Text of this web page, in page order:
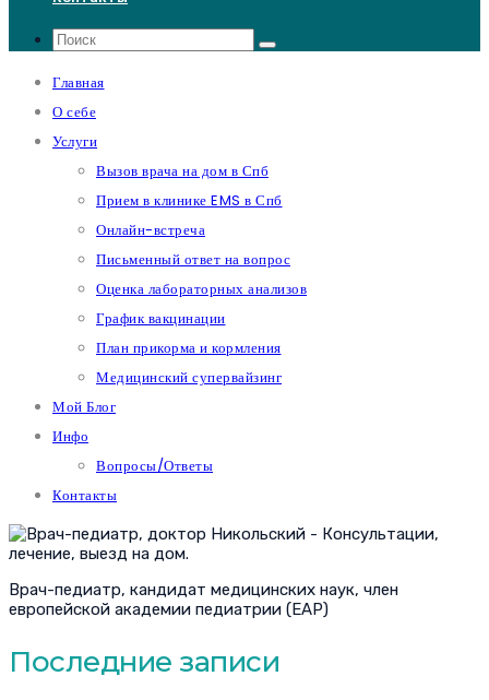
Главная
О себе
Услуги
Вызов врача на дом в Спб
Прием в клинике EMS в Спб
Онлайн-встреча
Письменный ответ на вопрос
Оценка лабораторных анализов
График вакцинации
План прикорма и кормления
Медицинский супервайзинг
Мой Блог
Инфо
Вопросы/Ответы
Контакты
Врач-педиатр, кандидат медицинских наук, член
европейской академии педиатрии (EAP)
Последние записи